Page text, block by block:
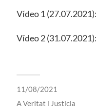
Vídeo 1 (27.07.2021):
Vídeo 2 (31.07.2021):
11/08/2021
AVeritat i Justícia